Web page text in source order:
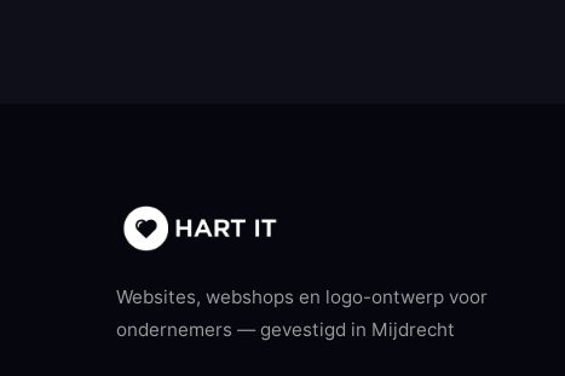
Websites, webshops en logo-ontwerp voor
ondernemers — gevestigd in Mijdrecht